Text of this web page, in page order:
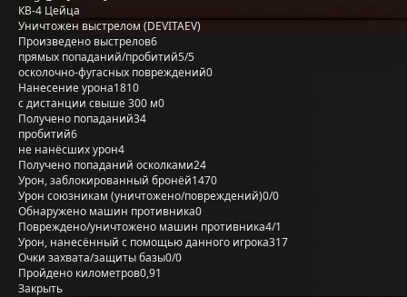
КВ-4 Цейца
Уничтожен выстрелом (DEVITAEV)
Произведено выстрелов6
прямых попаданий/пробитий5/5
осколочно-фугасных повреждений0
Нанесение урона1810
с дистанции свыше 300 м0
Получено попаданий34
пробитий6
не нанёсших урон4
Получено попаданий осколками24
Урон, заблокированный бронёй1470
Урон союзникам (уничтожено/повреждений)0/0
Обнаружено машин противника0
Повреждено/уничтожено машин противника4/1
Урон, нанесённый с помощью данного игрока317
Очки захвата/защиты базы0/0
Пройдено километров0,91
Закрыть